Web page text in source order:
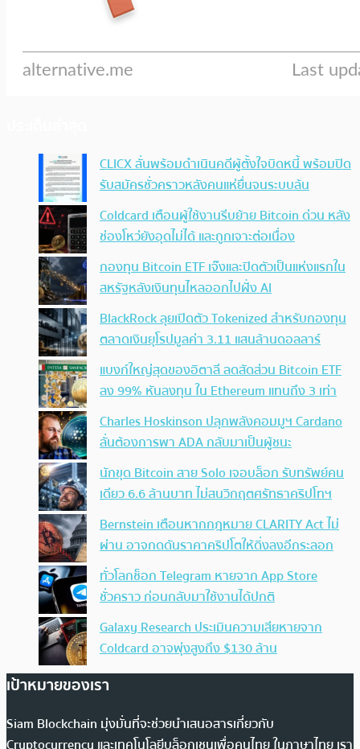
CLICX ลั่นพร้อมดำเนินคดีผู้ตั้งใจบิดหนี้ พร้อมปิด
รับสมัครชั่วคราวหลังคนแห่ยื่นจนระบบล้น
Coldcard เตือนผู้ใช้งานรีบย้าย Bitcoin ด่วน หลัง
ช่องโหว่ยังอุดไม่ได้ และถูกเจาะต่อเนื่อง
กองทุน Bitcoin ETF เจ๊งและปิดตัวเป็นแห่งแรกใน
สหรัฐหลังเงินทุนไหลออกไปฝั่ง AI
BlackRock ลุยเปิดตัว Tokenized สำหรับกองทุน
ตลาดเงินยุโรปมูลค่า 3.11 แสนล้านดอลลาร์
แบงก์ใหญ่สุดของอิตาลี ลดสัดส่วน Bitcoin ETF
ลง 99% หันลงทุน ใน Ethereum แทนถึง 3 เท่า
Charles Hoskinson ปลุกพลังคอมมูฯ Cardano
ลั่นต้องการพา ADA กลับมาเป็นผู้ชนะ
นักขุด Bitcoin สาย Solo เจอบล็อก รับทรัพย์คน
เดียว 6.6 ล้านบาท ไม่สนวิกฤตศรัทธาคริปโทฯ
Bernstein เตือนหากกฎหมาย CLARITY Act ไม่
ผ่าน อาจกดดันราคาคริปโตให้ดิ่งลงอีกระลอก
ทั่วโลกช็อก Telegram หายจาก App Store
ชั่วคราว ก่อนกลับมาใช้งานได้ปกติ
Galaxy Research ประเมินความเสียหายจาก
Coldcard อาจพุ่งสูงถึง $130 ล้าน
เป้าหมายของเรา
Siam Blockchain มุ่งมั่นที่จะช่วยนำเสนอสารเกี่ยวกับ